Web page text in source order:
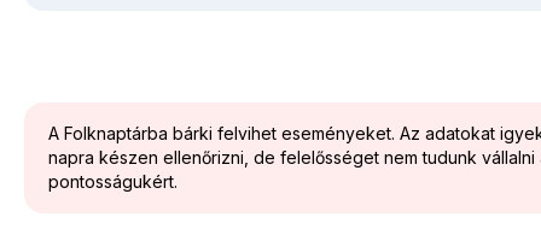
A Folknaptárba bárki felvihet eseményeket. Az adatokat
napra készen ellenőrizni, de felelősséget nem tudunk vállalni
pontosságukért.